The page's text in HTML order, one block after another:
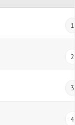
1
2
3
4